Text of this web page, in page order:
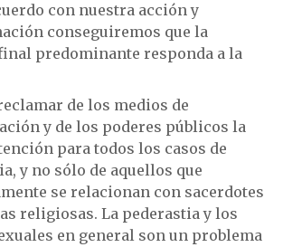
con nuestra acción y
conseguiremos que la
predominante responda a la
de los medios de
y de los poderes públicos la
para todos los casos de
y no sólo de aquellos que
se relacionan con sacerdotes
religiosas. La pederastia y los
en general son un problema